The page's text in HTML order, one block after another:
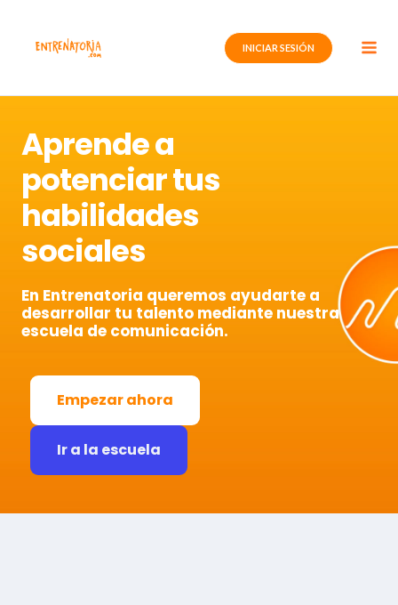
contenido
INICIAR SESIÓN
Aprende a
potenciar tus
habilidades
sociales
En Entrenatoria queremos ayudarte a
desarrollar tu talento mediante nuestra
escuela de comunicación.
Empezar ahora
Ir a la escuela